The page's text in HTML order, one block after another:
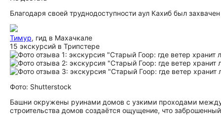
Благодаря своей труднодоступности аул Кахиб был
Тимур, гид в Махачкале
15 экскурсий в Трипстере
Фото: Shutterstock
Башни окружены руинами домов с узкими проходами между
строительства домов создаётся ощущение, что